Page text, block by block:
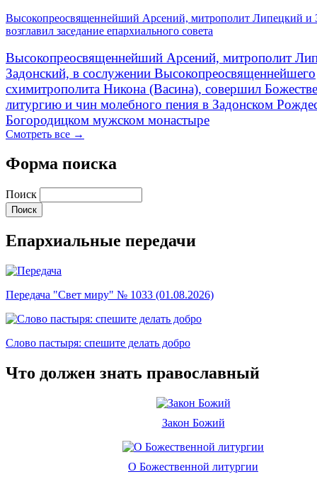
Высокопреосвященнейший Арсений, митрополит Липецкий и
возглавил заседание епархиального совета
Высокопреосвященнейший Арсений, митрополит
Задонский, в сослужении Высокопреосвященнейшего
схимитрополита Никона (Васина), совершил
литургию и чин молебного пения в Задонском
Богородицком мужском монастыре
Смотреть все →
Форма поиска
Поиск
Епархиальные передачи
Передача "Свет миру" № 1033 (01.08.2026)
Слово пастыря: спешите делать добро
Что должен знать православный
Закон Божий
О Божественной литургии